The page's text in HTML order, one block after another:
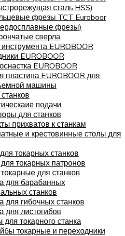
сталь HSS)
фрезы TCT Euroboor
фрезы)
сверла
EUROBOOR
EUROBOOR
EUROBOOR
пластина EUROBOOR для
машины
подачи
для станков
прихватов к станкам
и крестовинные столы для
токарных станков
токарных патронов
для станков
для барабанных
станков
для гибочных станков
для листогибов
токарного станка
токарные и переходники